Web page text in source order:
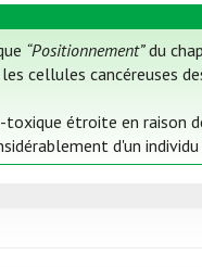
“Positionnement”du
cellules cancéreuses
étroite en raison
d'un